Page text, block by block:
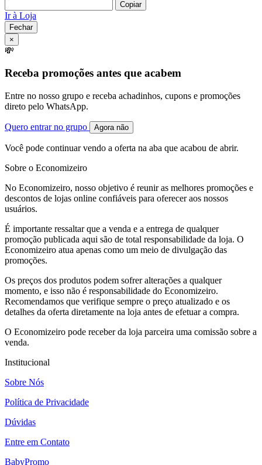
Copiar
Ir à Loja
Fechar
×
💸
Receba promoções antes que acabem
Entre no nosso grupo e receba achadinhos, cupons e promoções
direto pelo WhatsApp.
Quero entrar no grupo Agora não
Você pode continuar vendo a oferta na aba que acabou de abrir.
Sobre o Economizeiro
No Economizeiro, nosso objetivo é reunir as melhores promoções e
descontos de lojas online confiáveis para oferecer aos nossos
usuários.
É importante ressaltar que a venda e a entrega de qualquer
promoção publicada aqui são de total responsabilidade da loja. O
Economizeiro atua apenas como um meio de divulgação das
promoções.
Os preços dos produtos podem sofrer alterações a qualquer
momento, e isso não é responsabilidade do Economizeiro.
Recomendamos que verifique sempre o preço atualizado e os
detalhes da oferta diretamente na loja antes de efetuar a compra.
O Economizeiro pode receber da loja parceira uma comissão sobre a
venda.
Institucional
Sobre Nós
Política de Privacidade
Dúvidas
Entre em Contato
BabyPromo